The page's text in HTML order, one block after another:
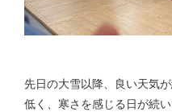
先日の大雪以降、良い天気
低く、寒さを感じる日が続